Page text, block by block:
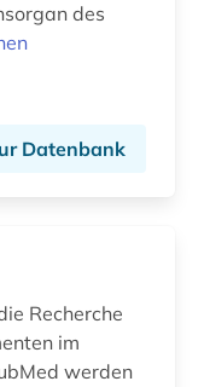
des
Datenbank
Recherche
im
werden